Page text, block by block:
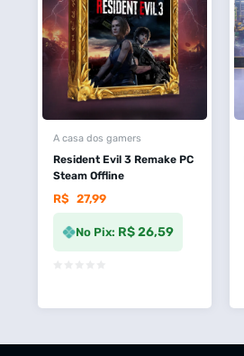
A casa dos gamers
Resident Evil 3 Remake PC
Steam Offline
R$ 27,99
No Pix: R$ 26,59